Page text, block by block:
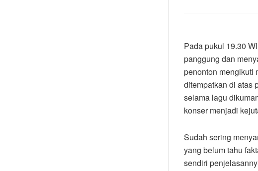
Pada pukul 19.30
panggung dan
penonton mengikuti
ditempatkan di atas
selama lagu
konser menjadi
Sudah sering
yang belum tahu
sendiri